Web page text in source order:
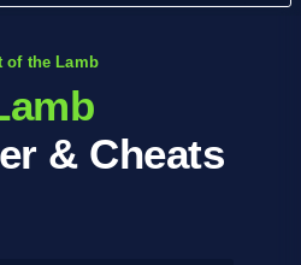
of the Lamb
& Cheats